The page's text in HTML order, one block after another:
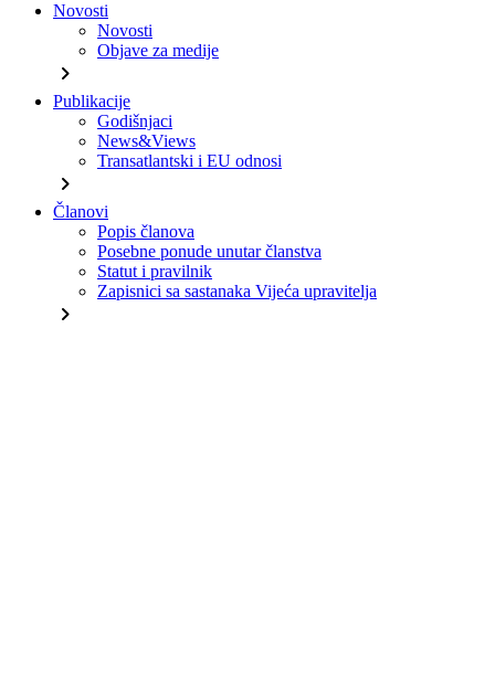
Novosti
Novosti
Objave za medije
chevron_right
Publikacije
Godišnjaci
News&Views
Transatlantski i EU odnosi
chevron_right
Članovi
Popis članova
Posebne ponude unutar članstva
Statut i pravilnik
Zapisnici sa sastanaka Vijeća upravitelja
chevron_right